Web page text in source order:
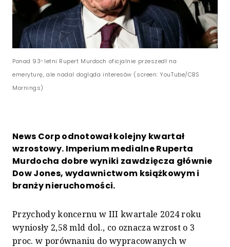
Ponad 93-letni Rupert Murdoch oficjalnie przeszedł na
emeryturę, ale nadal dogląda interesów (screen: YouTube/CBS
Mornings)
News Corp odnotował kolejny kwartał
wzrostowy. Imperium medialne Ruperta
Murdocha dobre wyniki zawdzięcza głównie
Dow Jones, wydawnictwom książkowym i
branży nieruchomości.
Przychody koncernu w III kwartale 2024 roku
wyniosły 2,58 mld dol., co oznacza wzrost o 3
proc. w porównaniu do wypracowanych w